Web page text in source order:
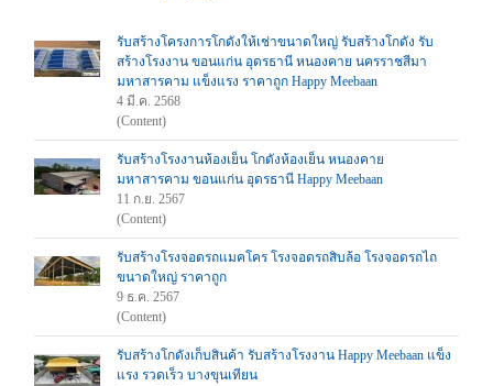
รับสร้างโครงการโกดังให้เช่าขนาดใหญ่ รับสร้างโกดัง รับ
สร้างโรงงาน ขอนแก่น อุดรธานี หนองคาย นครราชสีมา
มหาสารคาม แข็งแรง ราคาถูก Happy Meebaan
4 มี.ค. 2568
(Content)
รับสร้างโรงงานห้องเย็น โกดังห้องเย็น หนองคาย
มหาสารคาม ขอนแก่น อุดรธานี Happy Meebaan
11 ก.ย. 2567
(Content)
รับสร้างโรงจอดรถแมคโคร โรงจอดรถสิบล้อ โรงจอดรถไถ
ขนาดใหญ่ ราคาถูก
9 ธ.ค. 2567
(Content)
รับสร้างโกดังเก็บสินค้า รับสร้างโรงงาน Happy Meebaan แข็ง
แรง รวดเร็ว บางขุนเทียน